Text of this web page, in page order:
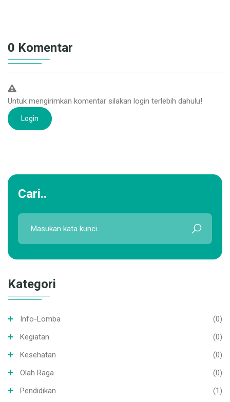
0 Komentar
Untuk mengirimkan komentar silakan login terlebih dahulu!
Login
Cari..
Kategori
Info-Lomba
(0)
Kegiatan
(0)
Kesehatan
(0)
Olah Raga
(0)
Pendidikan
(1)